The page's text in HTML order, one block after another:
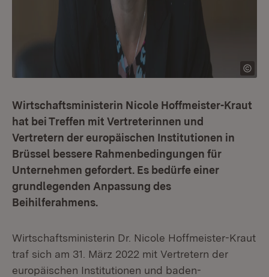
Wirtschaftsministerin Nicole Hoffmeister-Kraut
hat bei Treffen mit Vertreterinnen und
Vertretern der europäischen Institutionen in
Brüssel bessere Rahmenbedingungen für
Unternehmen gefordert. Es bedürfe einer
grundlegenden Anpassung des
Beihilferahmens.
Wirtschaftsministerin Dr. Nicole Hoffmeister-Kraut
traf sich am 31. März 2022 mit Vertretern der
europäischen Institutionen und baden-